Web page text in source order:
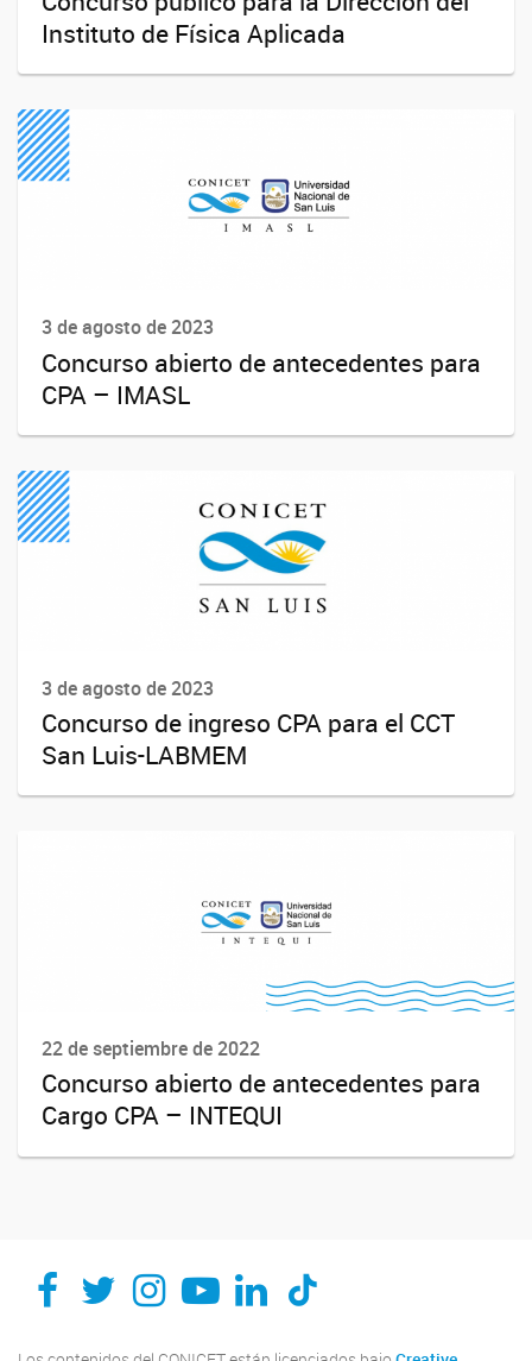
Instituto de Física Aplicada
3 de agosto de 2023
Concurso abierto de antecedentes para
CPA – IMASL
3 de agosto de 2023
Concurso de ingreso CPA para el CCT
San Luis-LABMEM
22 de septiembre de 2022
Concurso abierto de antecedentes para
Cargo CPA – INTEQUI